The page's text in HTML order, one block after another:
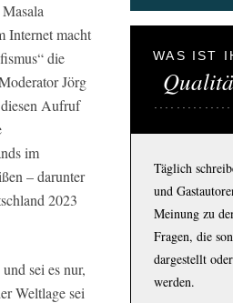
Internet macht
die
Jörg
Aufruf
im
– darunter
2023
sei es nur,
Weltlage sei
WAS IST
Täglich
und
Meinung zu
Fragen, die
dargestellt
werden.